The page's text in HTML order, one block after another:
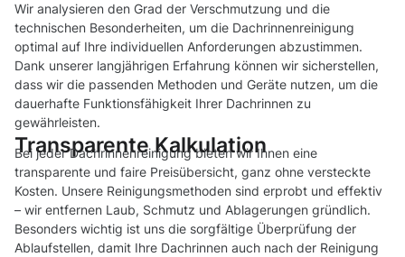
Wir analysieren den Grad der Verschmutzung und die
technischen Besonderheiten, um die Dachrinnenreinigung
optimal auf Ihre individuellen Anforderungen abzustimmen.
Dank unserer langjährigen Erfahrung können wir sicherstellen,
dass wir die passenden Methoden und Geräte nutzen, um die
dauerhafte Funktionsfähigkeit Ihrer Dachrinnen zu
gewährleisten.
Transparente Kalkulation
Bei jeder Dachrinnenreinigung bieten wir Ihnen eine
transparente und faire Preisübersicht, ganz ohne versteckte
Kosten. Unsere Reinigungsmethoden sind erprobt und effektiv
– wir entfernen Laub, Schmutz und Ablagerungen gründlich.
Besonders wichtig ist uns die sorgfältige Überprüfung der
Ablaufstellen, damit Ihre Dachrinnen auch nach der Reinigung